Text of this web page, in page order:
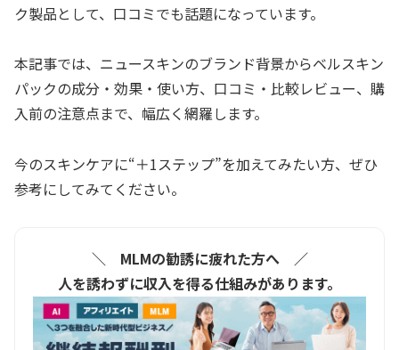
ク製品として、口コミでも話題になっています。
本記事では、ニュースキンのブランド背景からベルスキン
パックの成分・効果・使い方、口コミ・比較レビュー、購
入前の注意点まで、幅広く網羅します。
今のスキンケアに“＋1ステップ”を加えてみたい方、ぜひ
参考にしてみてください。
＼ MLMの勧誘に疲れた方へ ／
人を誘わずに収入を得る仕組みがあります。